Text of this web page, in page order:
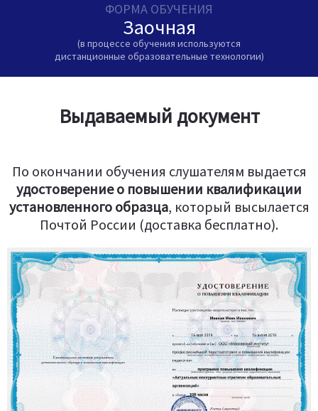
ФОРМА ОБУЧЕНИЯ
Заочная
(в процессе обучения используются
дистанционные образовательные технологии)
Выдаваемый документ
По окончании обучения слушателям выдается
удостоверение о повышении квалификации
установленного образца, который высылается
Почтой России (доставка бесплатно).